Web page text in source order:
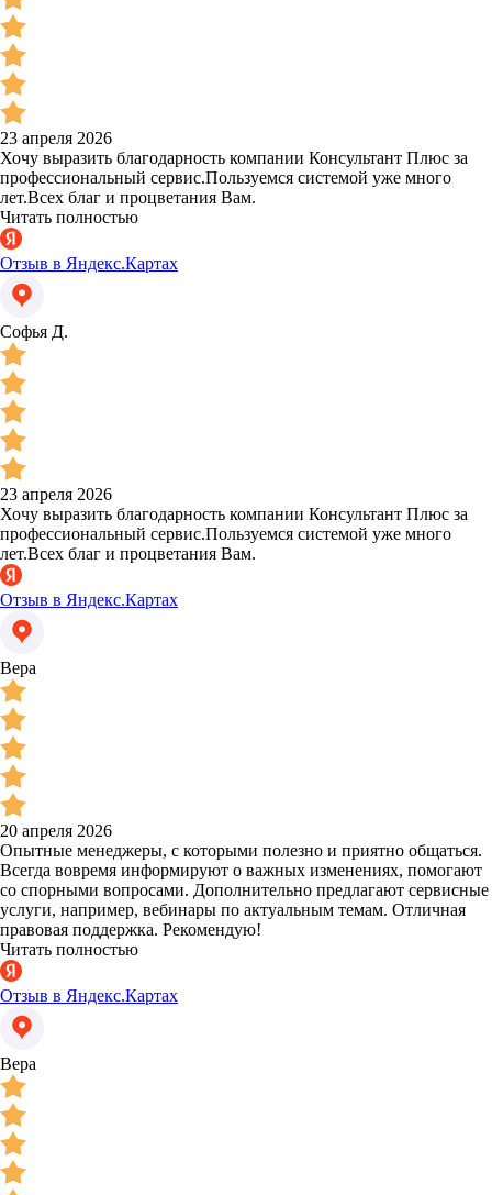
23 апреля 2026
Хочу выразить благодарность компании Консультант Плюс за
профессиональный сервис.Пользуемся системой уже много
лет.Всех благ и процветания Вам.
Читать полностью
Отзыв в Яндекс.Картах
Софья Д.
23 апреля 2026
Хочу выразить благодарность компании Консультант Плюс за
профессиональный сервис.Пользуемся системой уже много
лет.Всех благ и процветания Вам.
Отзыв в Яндекс.Картах
Вера
20 апреля 2026
Опытные менеджеры, с которыми полезно и приятно общаться.
Всегда вовремя информируют о важных изменениях, помогают
со спорными вопросами. Дополнительно предлагают сервисные
услуги, например, вебинары по актуальным темам. Отличная
правовая поддержка. Рекомендую!
Читать полностью
Отзыв в Яндекс.Картах
Вера